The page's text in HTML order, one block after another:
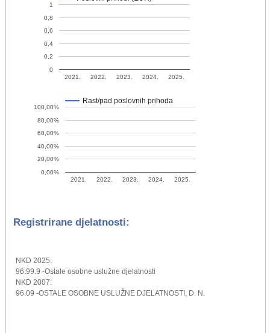
2021. 2022. 2023. 2024. 2025.
0
0,2
0,4
0,6
0,8
1
Rast/pad poslovnih prihoda
2021. 2022. 2023. 2024. 2025.
0,00%
20,00%
40,00%
60,00%
80,00%
100,00%
Registrirane djelatnosti:
NKD 2025:
96.99.9 -Ostale osobne uslužne djelatnosti
NKD 2007:
96.09 -OSTALE OSOBNE USLUŽNE DJELATNOSTI, D. N.